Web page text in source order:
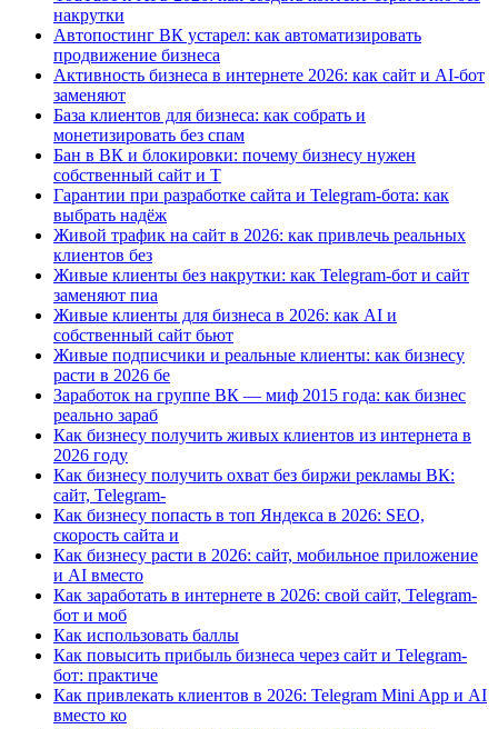
накрутки
Автопостинг ВК устарел: как автоматизировать
продвижение бизнеса
Активность бизнеса в интернете 2026: как сайт и AI-бот
заменяют
База клиентов для бизнеса: как собрать и
монетизировать без спам
Бан в ВК и блокировки: почему бизнесу нужен
собственный сайт и T
Гарантии при разработке сайта и Telegram-бота: как
выбрать надёж
Живой трафик на сайт в 2026: как привлечь реальных
клиентов без
Живые клиенты без накрутки: как Telegram-бот и сайт
заменяют пиа
Живые клиенты для бизнеса в 2026: как AI и
собственный сайт бьют
Живые подписчики и реальные клиенты: как бизнесу
расти в 2026 бе
Заработок на группе ВК — миф 2015 года: как бизнес
реально зараб
Как бизнесу получить живых клиентов из интернета в
2026 году
Как бизнесу получить охват без биржи рекламы ВК:
сайт, Telegram-
Как бизнесу попасть в топ Яндекса в 2026: SEO,
скорость сайта и
Как бизнесу расти в 2026: сайт, мобильное приложение
и AI вместо
Как заработать в интернете в 2026: свой сайт, Telegram-
бот и моб
Как использовать баллы
Как повысить прибыль бизнеса через сайт и Telegram-
бот: практиче
Как привлекать клиентов в 2026: Telegram Mini App и AI
вместо ко